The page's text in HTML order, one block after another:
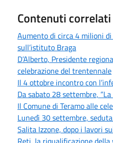
Contenuti correlati
Aumento di circa 4 milioni
sull’istituto Braga
D’Alberto, Presidente
celebrazione del trentennale
Il 4 ottobre incontro con
Da sabato 28 settembre,
Il Comune di Teramo alle
Lunedì 30 settembre,
Salita Izzone, dopo i lavori